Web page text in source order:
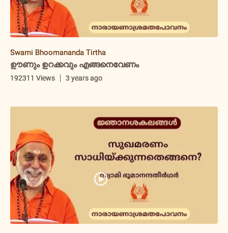
Swami Bhoomananda Tirtha
ഊണും ഉറക്കവും എങ്ങനെവേണം
192311 Views 3 years ago